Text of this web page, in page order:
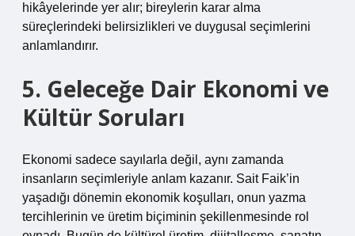
hikâyelerinde yer alır; bireylerin karar alma
süreçlerindeki belirsizlikleri ve duygusal seçimlerini
anlamlandırır.
5. Geleceğe Dair Ekonomi ve
Kültür Soruları
Ekonomi sadece sayılarla değil, aynı zamanda
insanların seçimleriyle anlam kazanır. Sait Faik’in
yaşadığı dönemin ekonomik koşulları, onun yazma
tercihlerinin ve üretim biçiminin şekillenmesinde rol